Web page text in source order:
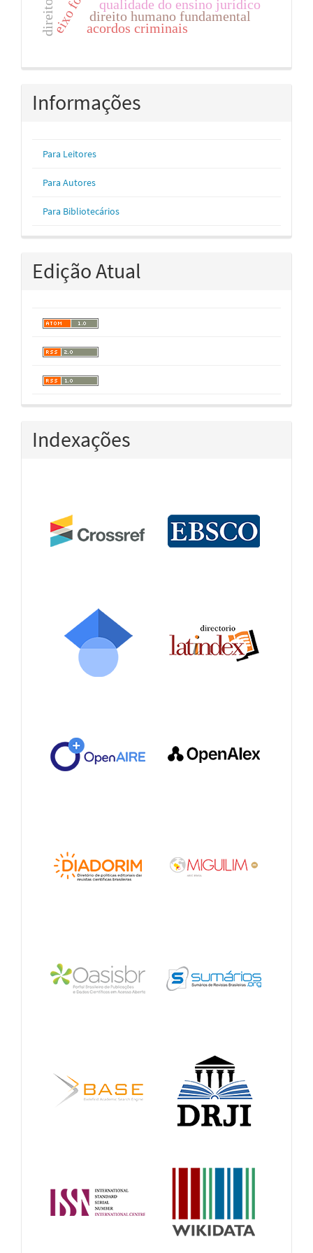
qualidade do ensino jurídico
direito humano fundamental
acordos criminais
Informações
Para Leitores
Para Autores
Para Bibliotecários
Edição Atual
Indexações